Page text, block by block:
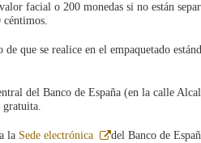
facial o 200 monedas si no están
céntimos.
que se realice en el empaquetado
del Banco de España (en la calle
gratuita.
la Sede electrónica
Abre
del Banco de